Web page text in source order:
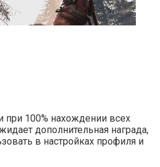
100% нахождении всех
дополнительная награда,
в настройках профиля и